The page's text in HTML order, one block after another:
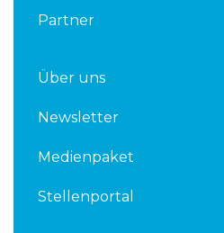
Partner
Über uns
Newsletter
Medienpaket
Stellenportal